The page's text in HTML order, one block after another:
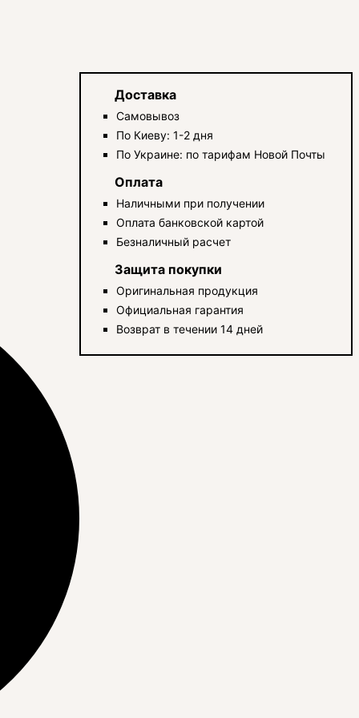
Доставка
Самовывоз
По Киеву: 1-2 дня
По Украине: по тарифам Новой Почты
Оплата
Наличными при получении
Оплата банковской картой
Безналичный расчет
Защита покупки
Оригинальная продукция
Официальная гарантия
Возврат в течении 14 дней